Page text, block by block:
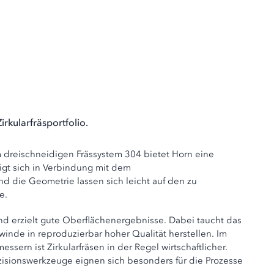
Frässystem 304 bietet Horn eine
sich in Verbindung mit dem
die Geometrie lassen sich leicht auf den zu
erzielt gute Oberflächenergebnisse. Dabei taucht das
in reproduzierbar hoher Qualität herstellen. Im
ist Zirkularfräsen in der Regel wirtschaftlicher.
eignen sich besonders für die Prozesse